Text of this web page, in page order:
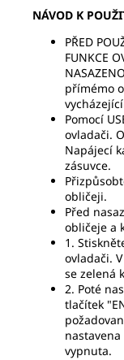
NÁVOD K
PŘED
FUNKCE
přímémo
Pomocí
ovladači.
Napájecí
zásuvce.
obličeji.
Před
obličeje a
1.
ovladači.
se zelená
2. Poté
tlačítek
vypnuta.